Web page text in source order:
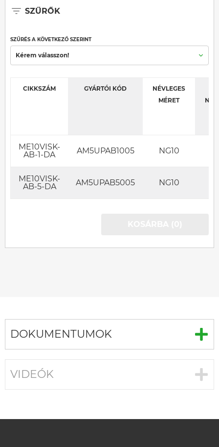
SZŰRŐK
SZŰRÉS A KÖVETKEZŐ SZERINT
Kérem válasszon!
CIKKSZÁM GYÁRTÓI KÓD
NÉVLEGES
MÉRET
ME10VISK-
AB-1-DA
AM5UPAB1005 NG10
ME10VISK-
AB-5-DA
AM5UPAB5005 NG10
DOKUMENTUMOK
VIDEÓK